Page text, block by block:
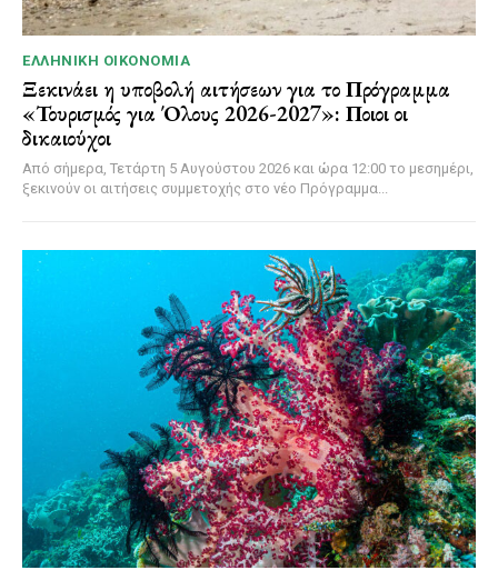
ΕΛΛΗΝΙΚΉ ΟΙΚΟΝΟΜΊΑ
Ξεκινάει η υποβολή αιτήσεων για το Πρόγραμμα
«Τουρισμός για Όλους 2026-2027»: Ποιοι οι
δικαιούχοι
Από σήμερα, Τετάρτη 5 Αυγούστου 2026 και ώρα 12:00 το μεσημέρι,
ξεκινούν οι αιτήσεις συμμετοχής στο νέο Πρόγραμμα...